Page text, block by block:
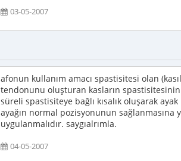
03-05-2007
afonun kullanım amacı spastisitesi olan
tendonunu oluşturan kasların
süreli spastisiteye bağlı kısalık oluşarak
ayağın normal pozisyonunun sağlanmasına
uygulanmalıdır. saygıalrımla.
04-05-2007